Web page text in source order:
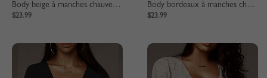
Body beige à manches chauve-souris et décolleté plongeant
$23.99
Body bordeaux à manches chauve-souris et décolleté plongeant
$23.99